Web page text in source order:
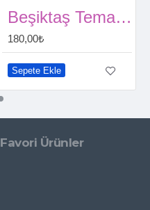
Beşiktaş Temalı Balon (10 Adet)
180,00₺
Sepete Ekle
Favori Ürünler